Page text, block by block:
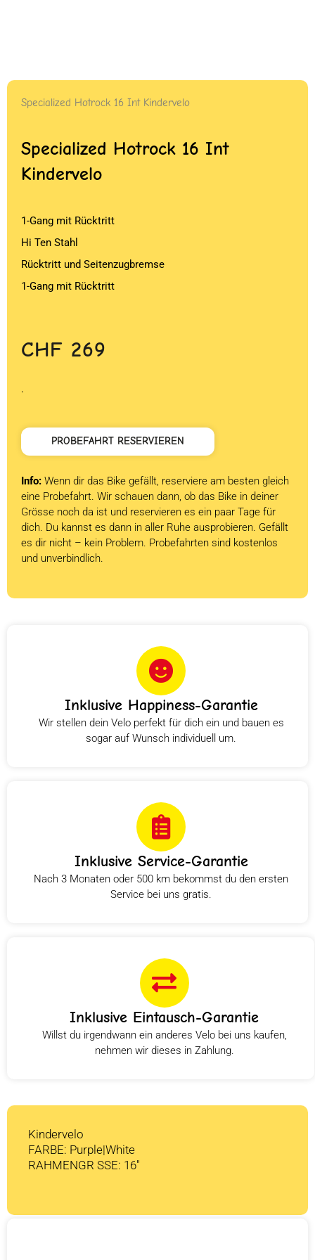
Specialized Hotrock 16 Int Kindervelo
Specialized Hotrock 16 Int
Kindervelo
1-Gang mit Rücktritt
Hi Ten Stahl
Rücktritt und Seitenzugbremse
1-Gang mit Rücktritt
CHF 269
.
PROBEFAHRT RESERVIEREN
Info: Wenn dir das Bike gefällt, reserviere am besten gleich
eine Probefahrt. Wir schauen dann, ob das Bike in deiner
Grösse noch da ist und reservieren es ein paar Tage für
dich. Du kannst es dann in aller Ruhe ausprobieren. Gefällt
es dir nicht – kein Problem. Probefahrten sind kostenlos
und unverbindlich.
Inklusive Happiness-Garantie
Wir stellen dein Velo perfekt für dich ein und bauen es
sogar auf Wunsch individuell um.
Inklusive Service-Garantie
Nach 3 Monaten oder 500 km bekommst du den ersten
Service bei uns gratis.
Inklusive Eintausch-Garantie
Willst du irgendwann ein anderes Velo bei uns kaufen,
nehmen wir dieses in Zahlung.
Kindervelo
FARBE: Purple|White
RAHMENGR SSE: 16″